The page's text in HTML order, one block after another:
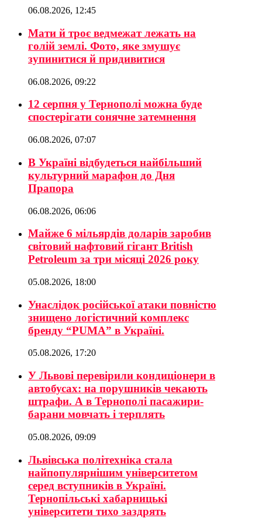
06.08.2026, 12:45
Мати й троє ведмежат лежать на
голій землі. Фото, яке змушує
зупинитися й придивитися
06.08.2026, 09:22
12 серпня у Тернополі можна буде
спостерігати сонячне затемнення
06.08.2026, 07:07
В Україні відбудеться найбільший
культурний марафон до Дня
Прапора
06.08.2026, 06:06
Майже 6 мільярдів доларів заробив
світовий нафтовий гігант British
Petroleum за три місяці 2026 року
05.08.2026, 18:00
Унаслідок російської атаки повністю
знищено логістичний комплекс
бренду “PUMA” в Україні.
05.08.2026, 17:20
У Львові перевірили кондиціонери в
автобусах: на порушників чекають
штрафи. А в Тернополі пасажири-
барани мовчать і терплять
05.08.2026, 09:09
Львівська політехніка стала
найпопулярнішим університетом
серед вступників в Україні.
Тернопільські хабарницькі
університети тихо заздрять